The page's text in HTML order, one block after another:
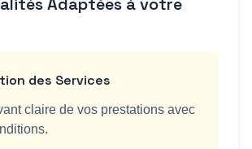
des Services
claire de vos prestations avec